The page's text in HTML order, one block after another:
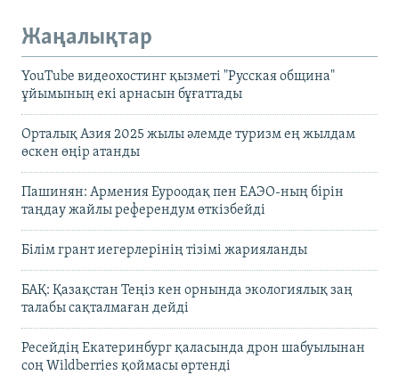
Жаңалықтар
YouTube видеохостинг қызметі "Русская община"
ұйымының екі арнасын бұғаттады
Орталық Азия 2025 жылы әлемде туризм ең жылдам
өскен өңір атанды
Пашинян: Армения Еуроодақ пен ЕАЭО-ның бірін
таңдау жайлы референдум өткізбейді
Білім грант иегерлерінің тізімі жарияланды
БАҚ: Қазақстан Теңіз кен орнында экологиялық заң
талабы сақталмаған дейді
Ресейдің Екатеринбург қаласында дрон шабуылынан
соң Wildberries қоймасы өртенді